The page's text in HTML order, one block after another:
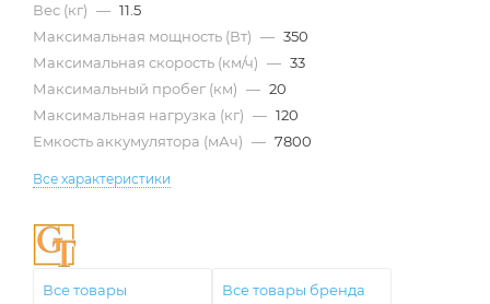
Вес (кг) — 11.5
Максимальная мощность (Вт) — 350
Максимальная скорость (км/ч) — 33
Максимальный пробег (км) — 20
Максимальная нагрузка (кг) — 120
Емкость аккумулятора (мАч) — 7800
Все характеристики
Все товары
Все товары бренда